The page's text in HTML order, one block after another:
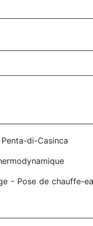
di-Casinca
- Pose de chauffe-